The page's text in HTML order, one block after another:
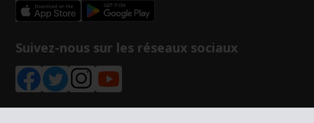
Suivez-nous sur les réseaux sociaux